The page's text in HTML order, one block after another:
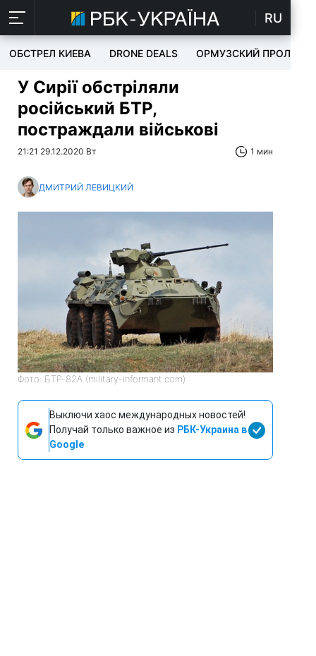
RU
ОБСТРЕЛ КИЕВА DRONE DEALS ОРМУЗСКИЙ ПРОЛИВ
У Сирії обстріляли
російський БТР,
постраждали військові
21:21 29.12.2020 Вт 1 мин
ДМИТРИЙ ЛЕВИЦКИЙ
Фото: БТР-82А (military-informant.com)
Выключи хаос международных новостей!
Получай только важное из РБК-Украина в
Google